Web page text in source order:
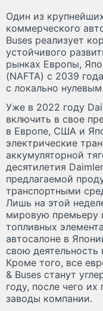
Один из
коммерческого
Buses реализует
устойчивого
рынках Европы,
(NAFTA) c 2039
с локально
Уже в 2022 году
включить в свое
в Европе, США и
электрические
аккумуляторной
десятилетия
предлагаемой
транспортными
Лишь на этой
мировую премьеру
топливных
автосалоне в
свою
Кроме того, все
& Buses станут
году, после чего
заводы компании.